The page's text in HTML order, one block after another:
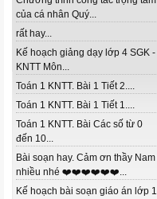
của cá nhân Quý...
rất hay...
Kế hoạch giảng dạy lớp 4 SGK -
KNTT Môn...
Toán 1 KNTT. Bài 1 Tiết 2....
Toán 1 KNTT. Bài 1 Tiết 1....
Toán 1 KNTT. Bài Các số từ 0
đến 10...
Bài soạn hay. Cảm ơn thầy Nam
nhiều nhé ❤️❤️❤️❤️❤️❤️...
Kế hoạch bài soạn giáo án lớp 1